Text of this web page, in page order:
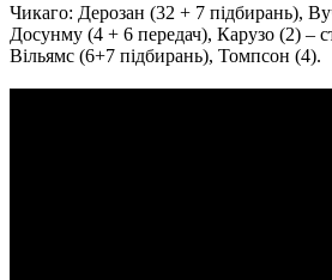
Чикаго: Дерозан (32 + 7 підбирань),
Досунму (4 + 6 передач), Карузо (2) –
Вільямс (6+7 підбирань), Томпсон (4).